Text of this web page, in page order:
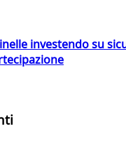
investendo su